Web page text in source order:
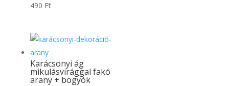
490 Ft
Karácsonyi ág
mikulásvirággal fakó
arany + bogyók